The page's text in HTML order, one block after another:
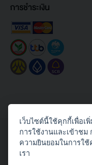
การชำระเงิน
Copyright© 2026
เว็บไซต์นี้ใช้คุกกี้เพื่อ
การใช้งานและเข้าชม
ความยินยอมในการใ
เรา